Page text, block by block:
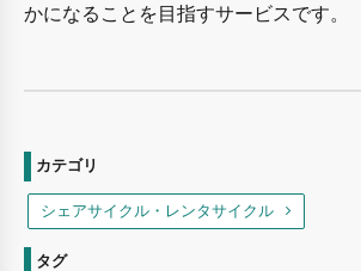
かになることを目指すサービスです。
カテゴリ
シェアサイクル・レンタサイクル
タグ